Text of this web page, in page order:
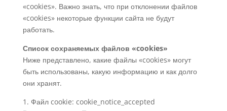
«cookies». Важно знать, что при отклонении файлов
«cookies» некоторые функции сайта не будут
работать.
Список сохраняемых файлов «cookies»
Ниже представлено, какие файлы «cookies» могут
быть использованы, какую информацию и как долго
они хранят.
1. Файл cookie: cookie_notice_accepted